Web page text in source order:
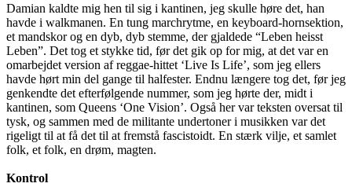
Damian kaldte mig hen til sig i kantinen, jeg skulle høre det, han
havde i walkmanen. En tung marchrytme, en keyboard-hornsektion,
et mandskor og en dyb, dyb stemme, der gjaldede “Leben heisst
Leben”. Det tog et stykke tid, før det gik op for mig, at det var en
omarbejdet version af reggae-hittet ‘Live Is Life’, som jeg ellers
havde hørt min del gange til halfester. Endnu længere tog det, før jeg
genkendte det efterfølgende nummer, som jeg hørte der, midt i
kantinen, som Queens ‘One Vision’. Også her var teksten oversat til
tysk, og sammen med de militante undertoner i musikken var det
rigeligt til at få det til at fremstå fascistoidt. En stærk vilje, et samlet
folk, et folk, en drøm, magten.
Kontrol